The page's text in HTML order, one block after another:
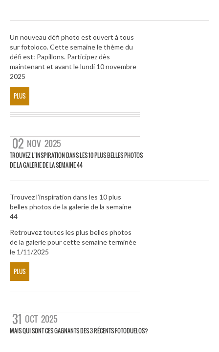
Un nouveau défi photo est ouvert à tous
sur fotoloco. Cette semaine le thème du
défi est: Papillons. Participez dès
maintenant et avant le lundi 10 novembre
2025
PLUS
02 NOV 2025
TROUVEZ L’INSPIRATION DANS LES 10 PLUS BELLES PHOTOS
DE LA GALERIE DE LA SEMAINE 44
Trouvez l’inspiration dans les 10 plus
belles photos de la galerie de la semaine
44
Retrouvez toutes les plus belles photos
de la galerie pour cette semaine terminée
le 1/11/2025
PLUS
31 OCT 2025
MAIS QUI SONT CES GAGNANTS DES 3 RÉCENTS FOTODUELOS?